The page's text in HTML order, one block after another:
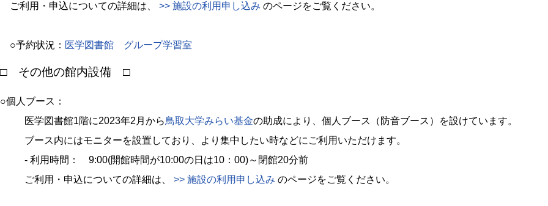
ご利用・申込についての詳細は、 >> 施設の利用申し込み のページをご覧ください。
○予約状況： 医学図書館 グループ学習室
□ その他の館内設備 □
○個人ブース：
医学図書館1階に2023年2月から鳥取大学みらい基金の助成により、個人ブース（防音ブース）を設けています。
ブース内にはモニターを設置しており、より集中したい時などにご利用いただけます。
- 利用時間： 9:00(開館時間が10:00の日は10：00)～閉館20分前
ご利用・申込についての詳細は、 >> 施設の利用申し込み のページをご覧ください。